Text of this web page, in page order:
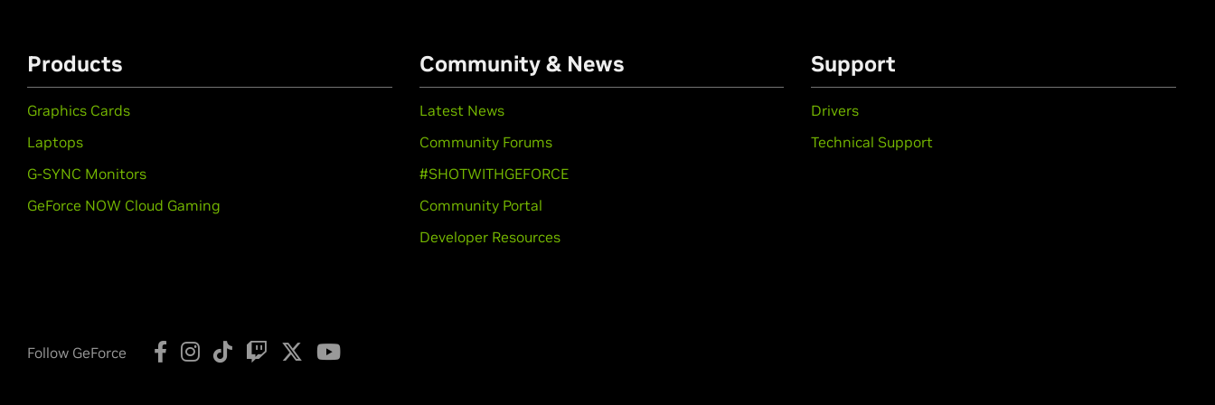
Products
Graphics Cards
Laptops
G-SYNC Monitors
GeForce NOW Cloud Gaming
Community & News
Latest News
Community Forums
#SHOTWITHGEFORCE
Community Portal
Developer Resources
Support
Drivers
Technical Support
Follow GeForce